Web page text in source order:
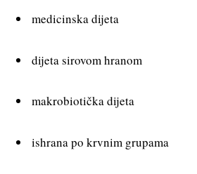
medicinska dijeta
dijeta sirovom hranom
makrobiotička dijeta
ishrana po krvnim grupama